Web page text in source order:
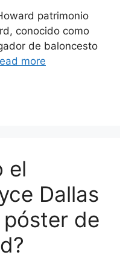
patrimonio
conocido como
de baloncesto
more
el
Dallas
de